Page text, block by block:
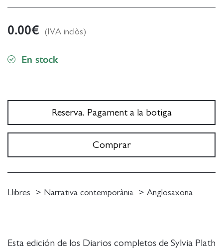
Esta edición de los Diarios completos de Sylvia Plath
0.00€ (IVA inclòs)
En stock
Reserva. Pagament a la botiga
Comprar
Llibres Narrativa contemporània Anglosaxona